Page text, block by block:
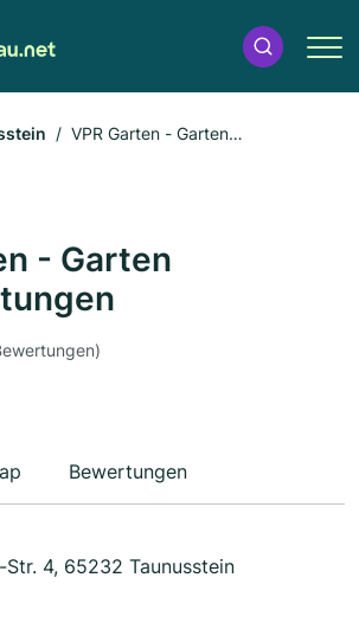
VPR Garten - Garten
- Garten
Bewertungen
4, 65232 Taunusstein